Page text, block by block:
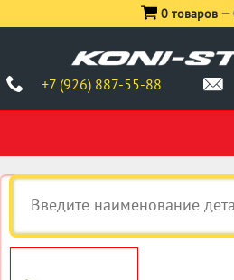
+7 (926) 887-55-88
0 товаров —